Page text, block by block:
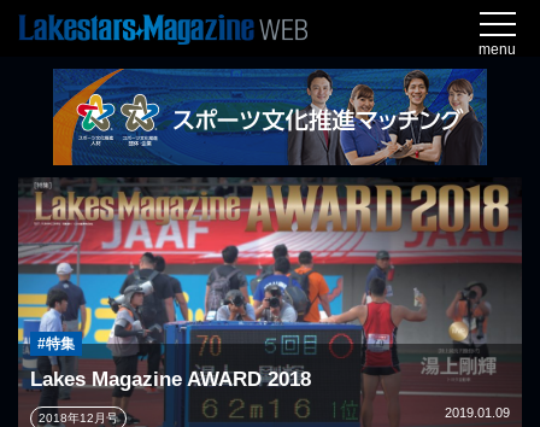
menu
#特集
Lakes Magazine AWARD 2018
2019.01.09
2018年12月号